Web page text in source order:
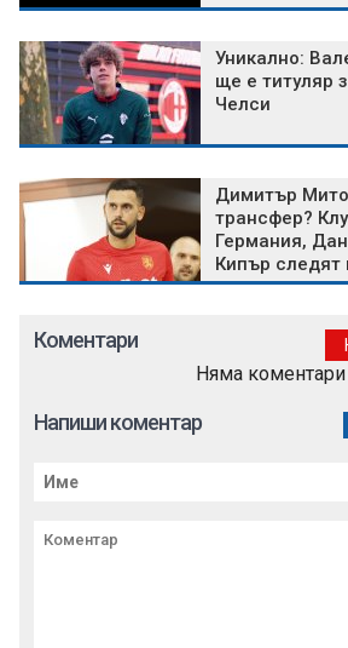
Уникално:
ще е титуляр
Челси
Димитър
трансфер?
Германия,
Кипър следят
Коментари
Няма коментари
Напиши коментар